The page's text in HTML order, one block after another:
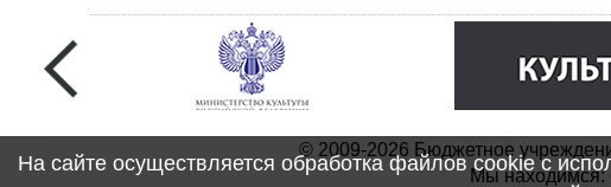
© 2009-2026 Бюджетное
Мы находимся:
На сайте осуществляется обработка файлов cookie с